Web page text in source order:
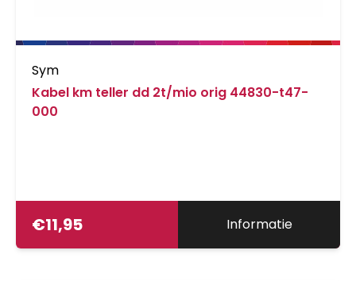
Sym
Kabel km teller dd 2t/mio orig 44830-t47-
000
€11,95 Informatie